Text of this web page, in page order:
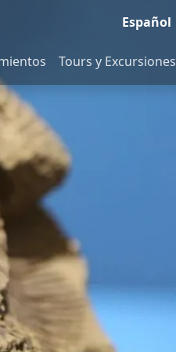
Español
Tours y Excursiones